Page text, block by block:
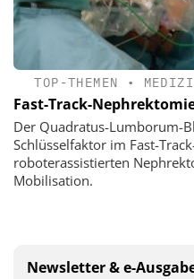
TOP-THEMEN •
Fast-Track-
Der Quadratus-Lumborum-
Schlüsselfaktor im Fast-
roboterassistierten
Mobilisation.
Newsletter & e-